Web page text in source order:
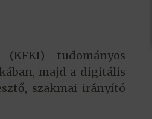
tudományos
majd a digitális
szakmai irányító